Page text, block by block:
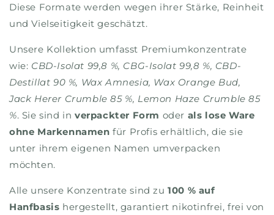
Diese Formate werden wegen ihrer Stärke, Reinheit
und Vielseitigkeit geschätzt.
Unsere Kollektion umfasst Premiumkonzentrate
wie: CBD-Isolat 99,8 %, CBG-Isolat 99,8 %, CBD-
Destillat 90 %, Wax Amnesia, Wax Orange Bud,
Jack Herer Crumble 85 %, Lemon Haze Crumble 85
%. Sie sind inverpackter Form oder als lose Ware
ohne Markennamen für Profis erhältlich, die sie
unter ihrem eigenen Namen umverpacken
möchten.
Alle unsere Konzentrate sind zu100 % auf
Hanfbasis hergestellt, garantiert nikotinfrei, frei von